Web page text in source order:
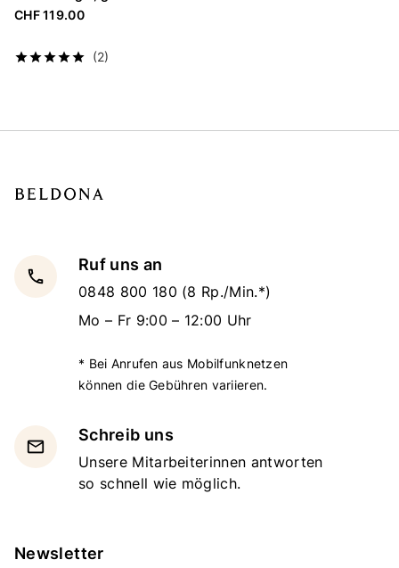
CHF 119.00
(2)
local_phone
Ruf uns an
0848 800 180 (8 Rp./Min.*)
Mo – Fr 9:00 – 12:00 Uhr
* Bei Anrufen aus Mobilfunknetzen
können die Gebühren variieren.
email
Schreib uns
Unsere Mitarbeiterinnen antworten
so schnell wie möglich.
Newsletter